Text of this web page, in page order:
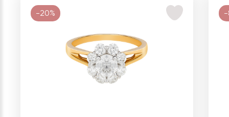
-20% -